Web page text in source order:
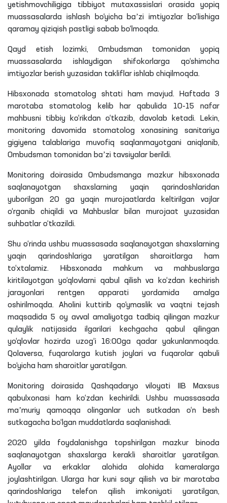
yetishmovchiligiga tibbiyot mutaxassislari orasida yopiq
muassasalarda ishlash bo‘yicha baʼzi imtiyozlar bo‘lishiga
qaramay qiziqish pastligi sabab bo‘lmoqda.
Qayd etish lozimki, Ombudsman tomonidan yopiq
muassasalarda ishlaydigan shifokorlarga qo‘shimcha
imtiyozlar berish yuzasidan takliflar ishlab chiqilmoqda.
Hibsxonada stomatolog shtati ham mavjud. Haftada 3
marotaba stomatolog kelib har qabulida 10-15 nafar
mahbusni tibbiy ko‘rikdan o‘tkazib, davolab ketadi. Lekin,
monitoring davomida stomatolog xonasining sanitariya
gigiyena talablariga muvofiq saqlanmayotgani aniqlanib,
Ombudsman tomonidan baʼzi tavsiyalar berildi.
Monitoring doirasida Ombudsmanga mazkur hibsxonada
saqlanayotgan shaxslarning yaqin qarindoshlaridan
yuborilgan 20 ga yaqin murojaatlarda keltirilgan vajlar
o‘rganib chiqildi va Mahbuslar bilan murojaat yuzasidan
suhbatlar o‘tkazildi.
Shu o‘rinda ushbu muassasada saqlanayotgan shaxslarning
yaqin qarindoshlariga yaratilgan sharoitlarga ham
to‘xtalamiz. Hibsxonada mahkum va mahbuslarga
kiritilayotgan yo‘qlovlarni qabul qilish va ko‘zdan kechirish
jarayonlari rentgen apparati yordamida amalga
oshirilmoqda. Aholini kuttirib qo‘ymaslik va vaqtni tejash
maqsadida 5 oy avval amaliyotga tadbiq qilingan mazkur
qulaylik natijasida ilgarilari kechgacha qabul qilingan
yo‘qlovlar hozirda uzog‘i 16:00ga qadar yakunlanmoqda.
Qolaversa, fuqarolarga kutish joylari va fuqarolar qabuli
bo‘yicha ham sharoitlar yaratilgan.
Monitoring doirasida Qashqadaryo viloyati IIB Maxsus
qabulxonasi ham ko‘zdan kechirildi. Ushbu muassasada
maʼmuriy qamoqqa olinganlar uch sutkadan o‘n besh
sutkagacha bo‘lgan muddatlarda saqlanishadi.
2020 yilda foydalanishga topshirilgan mazkur binoda
saqlanayotgan shaxslarga kerakli sharoitlar yaratilgan.
Ayollar va erkaklar alohida alohida kameralarga
joylashtirilgan. Ularga har kuni sayr qilish va bir marotaba
qarindoshlariga telefon qilish imkoniyati yaratilgan,